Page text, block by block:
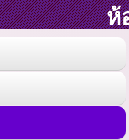
ห้